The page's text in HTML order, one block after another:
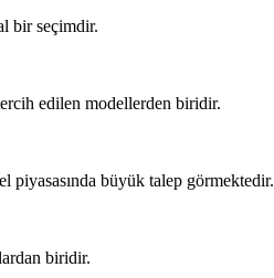
bir seçimdir.
edilen modellerden biridir.
büyük talep görmektedir.
biridir.